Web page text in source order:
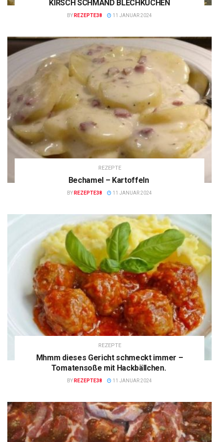
KIRSCH SCHMAND BLECHKUCHEN
BY REZEPTE38 11 JANUAR 2024
REZEPTE
Bechamel – Kartoffeln
BY REZEPTE38 11 JANUAR 2024
REZEPTE
Mhmm dieses Gericht schmeckt immer –
Tomatensoße mit Hackbällchen.
BY REZEPTE38 11 JANUAR 2024